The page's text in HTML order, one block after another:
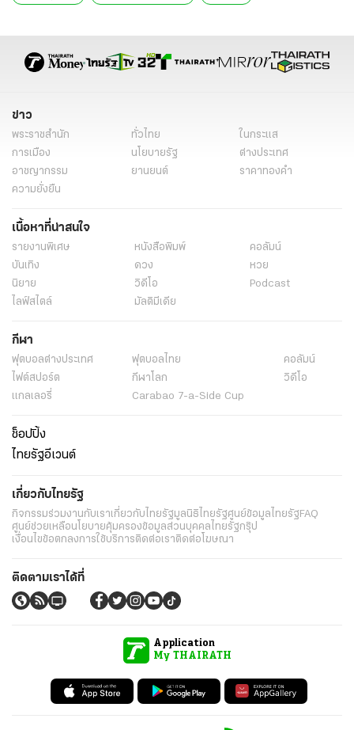
ข่าว
พระราชสำนัก ทั่วไทย
ในกระแส
การเมือง
นโยบายรัฐ
ต่างประเทศ
อาชญากรรม
ยานยนต์
ราคาทองคำ
ความยั่งยืน
เนื้อหาที่น่าสนใจ
รายงานพิเศษ หนังสือพิมพ์
คอลัมน์
บันเทิง
ดวง
หวย
นิยาย
วิดีโอ
Podcast
ไลฟ์สไตล์
มัลติมีเดีย
กีฬา
ฟุตบอลต่่างประเทศ ฟุตบอลไทย
คอลัมน์
ไฟต์สปอร์ต
กีฬาโลก
วิดีโอ
แกลเลอรี่
Carabao 7-a-Side Cup
ช็อปปิ้ง
ไทยรัฐอีเวนต์
เกี่ยวกับไทยรัฐ
กิจกรรมร่วมงานกับเราเกี่ยวกับไทยรัฐมูลนิธิไทยรัฐศูนย์ข้อมูลไทยรัฐFAQ
ศูนย์ช่วยเหลือนโยบายคุ้มครองข้อมูลส่วนบุคคลไทยรัฐกรุ๊ป
เงื่อนไขข้อตกลงการใช้บริการติดต่อเราติดต่อโฆษณา
ติดตามเราได้ที่
Application
My THAIRATH